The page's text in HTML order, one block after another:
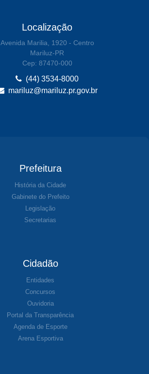
Localização
Avenida Marilia, 1920 - Centro
Mariluz-PR
Cep: 87470-000
(44) 3534-8000
mariluz@mariluz.pr.gov.br
Prefeitura
História da Cidade
Gabinete do Prefeito
Legislação
Secretarias
Cidadão
Entidades
Concursos
Ouvidoria
Portal da Transparência
Agenda de Esporte
Arena Esportiva